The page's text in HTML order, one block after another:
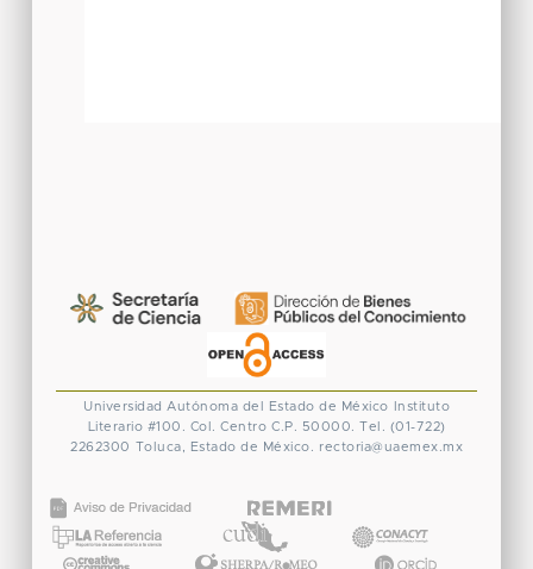
Universidad Autónoma del Estado de México
Instituto
Literario #100. Col. Centro C.P. 50000. Tel. (01-722)
2262300 Toluca, Estado de México. rectoria@uaemex.mx